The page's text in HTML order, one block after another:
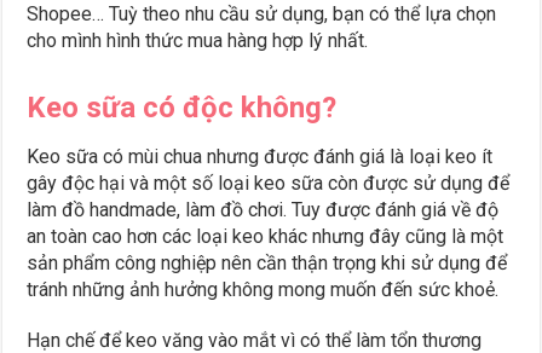
Shopee… Tuỳ theo nhu cầu sử dụng, bạn có thể lựa chọn
cho mình hình thức mua hàng hợp lý nhất.
Keo sữa có độc không?
Keo sữa có mùi chua nhưng được đánh giá là loại keo ít
gây độc hại và một số loại keo sữa còn được sử dụng để
làm đồ handmade, làm đồ chơi. Tuy được đánh giá về độ
an toàn cao hơn các loại keo khác nhưng đây cũng là một
sản phẩm công nghiệp nên cần thận trọng khi sử dụng để
tránh những ảnh hưởng không mong muốn đến sức khoẻ.
Hạn chế để keo văng vào mắt vì có thể làm tổn thương